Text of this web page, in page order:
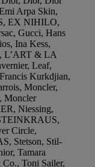
Arpa Skin,
EX NIHILO,
Gucci, Hans
Ina Kess,
L’ART & LA
Leaf,
Kurkdjian,
Moncler,
Moncler
Niessing,
Circle,
Stetson, Stil-
Tamara
Toni Sailer,